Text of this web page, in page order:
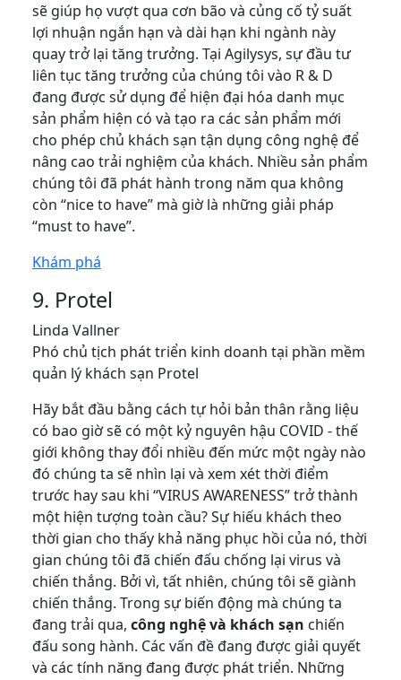
sẽ giúp họ vượt qua cơn bão và củng cố tỷ suất
lợi nhuận ngắn hạn và dài hạn khi ngành này
quay trở lại tăng trưởng. Tại Agilysys, sự đầu tư
liên tục tăng trưởng của chúng tôi vào R & D
đang được sử dụng để hiện đại hóa danh mục
sản phẩm hiện có và tạo ra các sản phẩm mới
cho phép chủ khách sạn tận dụng công nghệ để
nâng cao trải nghiệm của khách. Nhiều sản phẩm
chúng tôi đã phát hành trong năm qua không
còn “nice to have” mà giờ là những giải pháp
“must to have”.
Khám phá
9. Protel
Linda Vallner
Phó chủ tịch phát triển kinh doanh tại phần mềm
quản lý khách sạn Protel
Hãy bắt đầu bằng cách tự hỏi bản thân rằng liệu
có bao giờ sẽ có một kỷ nguyên hậu COVID - thế
giới không thay đổi nhiều đến mức một ngày nào
đó chúng ta sẽ nhìn lại và xem xét thời điểm
trước hay sau khi “VIRUS AWARENESS” trở thành
một hiện tượng toàn cầu? Sự hiếu khách theo
thời gian cho thấy khả năng phục hồi của nó, thời
gian chúng tôi đã chiến đấu chống lại virus và
chiến thắng. Bởi vì, tất nhiên, chúng tôi sẽ giành
chiến thắng. Trong sự biến động mà chúng ta
đang trải qua, công nghệ và khách sạn chiến
đấu song hành. Các vấn đề đang được giải quyết
và các tính năng đang được phát triển. Những